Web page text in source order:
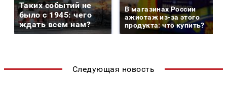
Таких событий не
было с 1945: чего
ждать всем нам?
В магазинах России
ажиотаж из-за этого
продукта: что купить?
Следующая новость